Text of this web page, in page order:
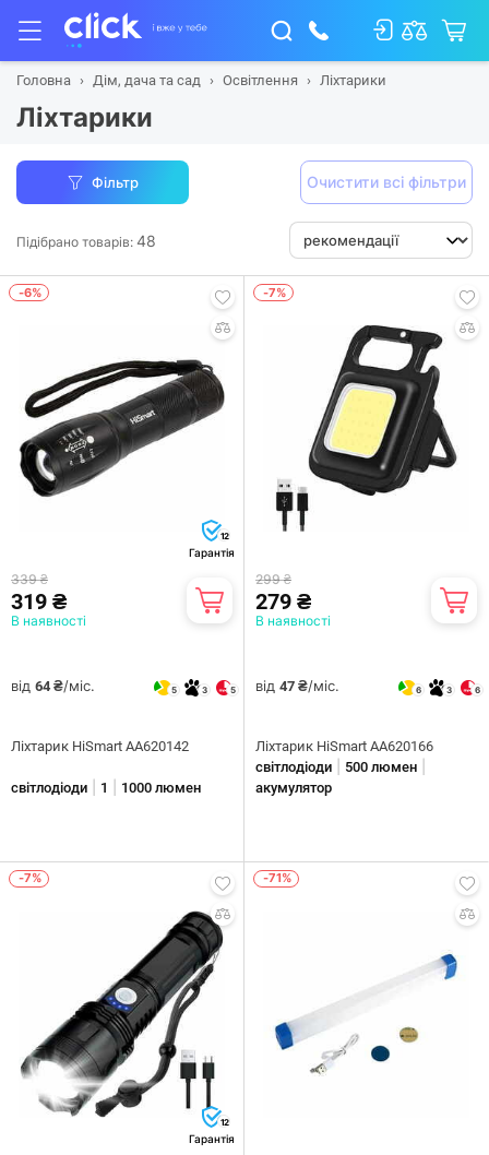
Головна Дім, дача та сад Освітлення Ліхтарики
Ліхтарики
Фільтр Очистити всі фільтри
Підібрано товарів: 48
-6%
12
Гарантія
339 ₴
319 ₴
В наявності
від 64 ₴/міс. 5 3 5
Ліхтарик HiSmart AA620142
світлодіоди 1 1000 люмен
-7%
299 ₴
279 ₴
В наявності
від 47 ₴/міс. 6 3 6
Ліхтарик HiSmart AA620166
світлодіоди
500 люмен
акумулятор
-7%
12
Гарантія
-71%